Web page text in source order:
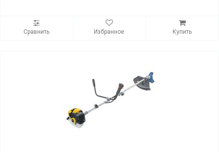
Сравнить Избранное Купить